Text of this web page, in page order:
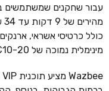
עבור שחקנים שמשתמשים
כולל כרטיסי אשראי,
מינימלית נמוכה של €10-20.